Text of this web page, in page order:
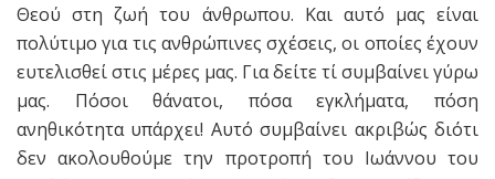
Θεού στη ζωή του άνθρωπου. Και αυτό μας είναι
πολύτιμο για τις ανθρώπινες σχέσεις, οι οποίες έχουν
ευτελισθεί στις μέρες μας. Για δείτε τί συμβαίνει γύρω
μας. Πόσοι θάνατοι, πόσα εγκλήματα, πόση
ανηθικότητα υπάρχει! Αυτό συμβαίνει ακριβώς διότι
δεν ακολουθούμε την προτροπή του Ιωάννου του